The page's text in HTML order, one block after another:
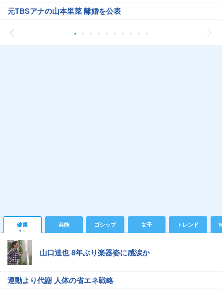
元TBSアナの山本里菜 離婚を公表
健康 芸能 ゴシップ 女子 トレンド
山口達也 8年ぶり楽器姿に感涙か
運動より代謝 人体の省エネ戦略